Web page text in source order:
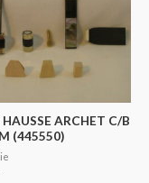
HAUSSE ARCHET C/B
(445550)